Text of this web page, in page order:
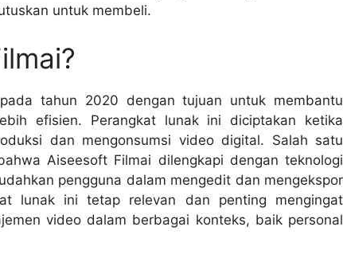
untuk membeli.
tahun 2020 dengan tujuan untuk membantu
efisien. Perangkat lunak ini diciptakan ketika
dan mengonsumsi video digital. Salah satu
Aiseesoft Filmai dilengkapi dengan teknologi
pengguna dalam mengedit dan mengekspor
lunak ini tetap relevan dan penting mengingat
video dalam berbagai konteks, baik personal